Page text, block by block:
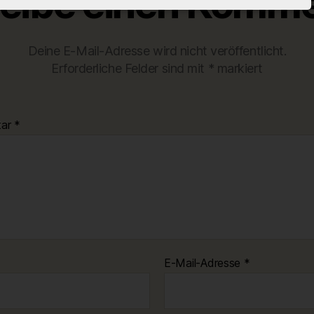
Deine E-Mail-Adresse wird nicht veröffentlicht.
Erforderliche Felder sind mit * markiert
*
E-Mail-Adresse *